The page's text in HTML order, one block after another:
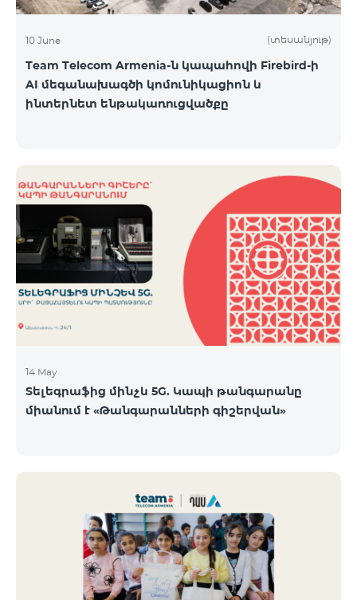
10 June (տեսանյութ)
Team Telecom Armenia-ն կապահովի Firebird-ի
AI մեգանախագծի կոմունիկացիոն և
ինտերնետ ենթակառուցվածքը
14 May
Տելեգրաֆից մինչև 5G. Կապի թանգարանը
միանում է «Թանգարանների գիշերվան»